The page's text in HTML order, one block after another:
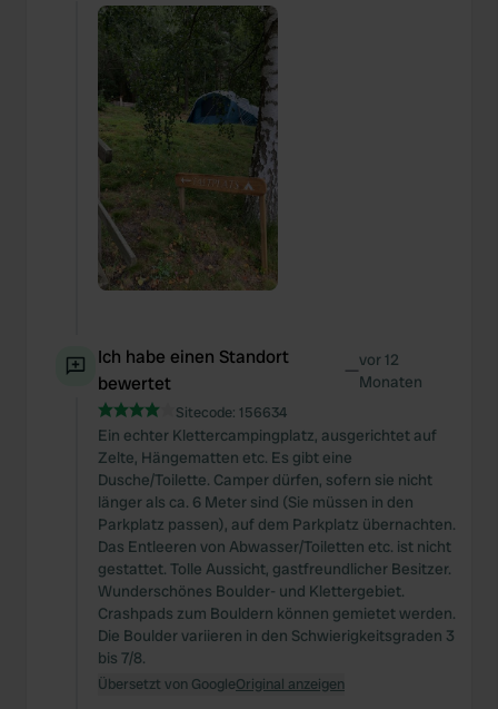
Ich habe einen Standort
bewertet
—vor 12
Monaten
Sitecode: 156634
Ein echter Klettercampingplatz, ausgerichtet auf
Zelte, Hängematten etc. Es gibt eine
Dusche/Toilette. Camper dürfen, sofern sie nicht
länger als ca. 6 Meter sind (Sie müssen in den
Parkplatz passen), auf dem Parkplatz übernachten.
Das Entleeren von Abwasser/Toiletten etc. ist nicht
gestattet. Tolle Aussicht, gastfreundlicher Besitzer.
Wunderschönes Boulder- und Klettergebiet.
Crashpads zum Bouldern können gemietet werden.
Die Boulder variieren in den Schwierigkeitsgraden 3
bis 7/8.
Übersetzt von GoogleOriginal anzeigen